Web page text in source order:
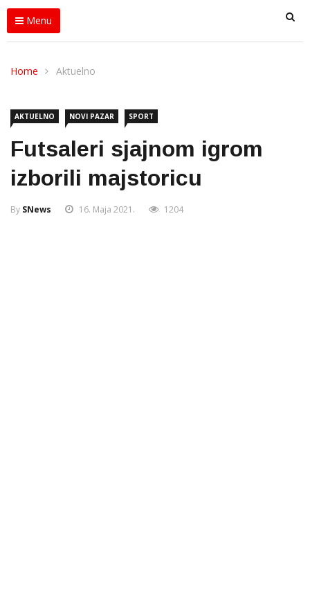
Menu
Home Aktuelno
AKTUELNO NOVI PAZAR SPORT
Futsaleri sjajnom igrom
izborili majstoricu
By SNews 16. Maja 2021. 1204